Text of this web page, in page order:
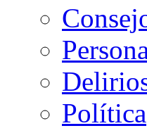
Política